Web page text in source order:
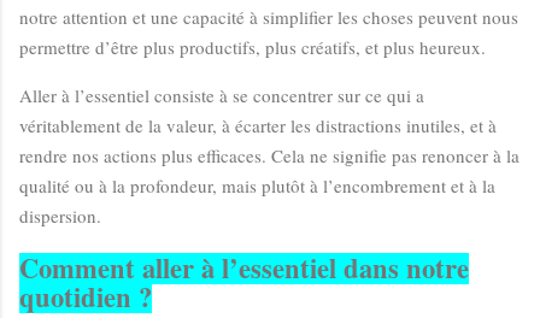
notre attention et une capacité à simplifier les choses peuvent nous
permettre d’être plus productifs, plus créatifs, et plus heureux.
Aller à l’essentiel consiste à se concentrer sur ce qui a
véritablement de la valeur, à écarter les distractions inutiles, et à
rendre nos actions plus efficaces. Cela ne signifie pas renoncer à la
qualité ou à la profondeur, mais plutôt à l’encombrement et à la
dispersion.
Comment aller à l’essentiel dans notre
quotidien ?